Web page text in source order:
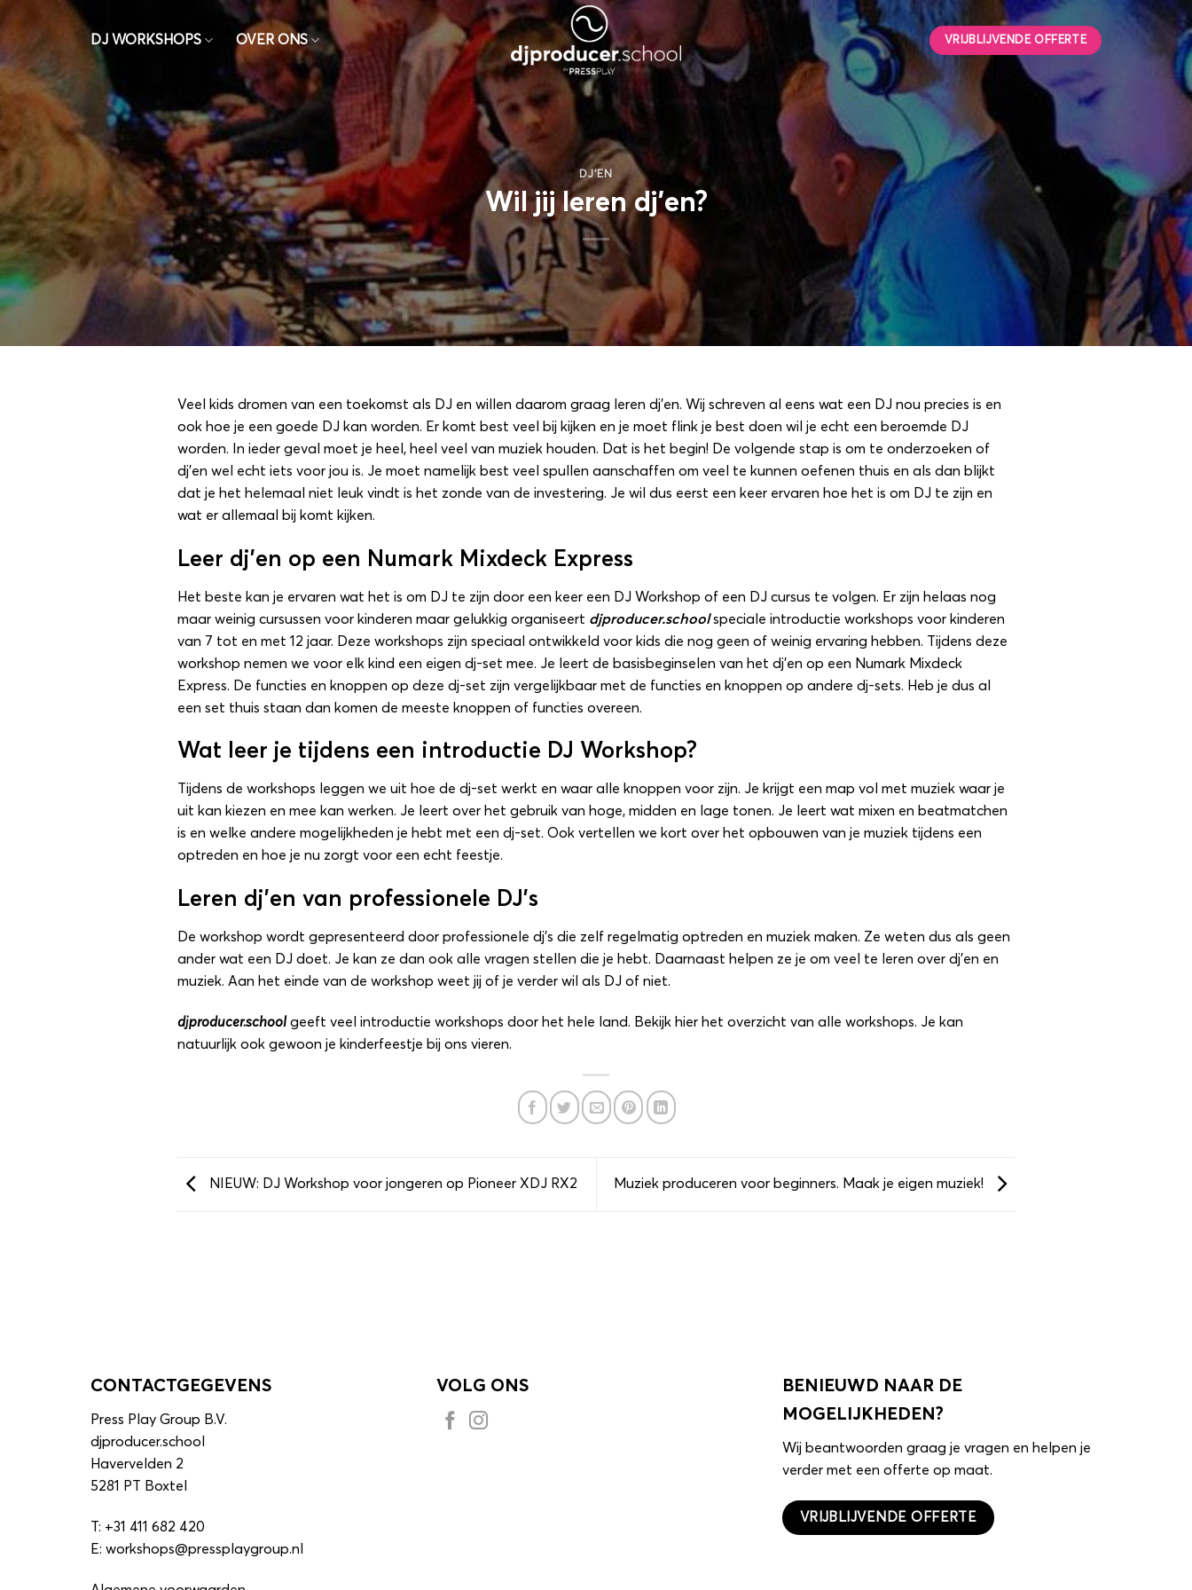
DJ WORKSHOPS OVER ONS VRIJBLIJVENDE OFFERTE
DJ'EN
Wil jij leren dj’en?
Veel kids dromen van een toekomst als DJ en willen daarom graag leren dj’en. Wij schreven al eens wat een DJ nou precies is en
ook hoe je een goede DJ kan worden. Er komt best veel bij kijken en je moet flink je best doen wil je echt een beroemde DJ
worden. In ieder geval moet je heel, heel veel van muziek houden. Dat is het begin! De volgende stap is om te onderzoeken of
dj’en wel echt iets voor jou is. Je moet namelijk best veel spullen aanschaffen om veel te kunnen oefenen thuis en als dan blijkt
dat je het helemaal niet leuk vindt is het zonde van de investering. Je wil dus eerst een keer ervaren hoe het is om DJ te zijn en
wat er allemaal bij komt kijken.
Leer dj’en op een Numark Mixdeck Express
Het beste kan je ervaren wat het is om DJ te zijn door een keer een DJ Workshop of een DJ cursus te volgen. Er zijn helaas nog
maar weinig cursussen voor kinderen maar gelukkig organiseert djproducer.schoolspeciale introductie workshops voor kinderen
van 7 tot en met 12 jaar. Deze workshops zijn speciaal ontwikkeld voor kids die nog geen of weinig ervaring hebben. Tijdens deze
workshop nemen we voor elk kind een eigen dj-set mee. Je leert de basisbeginselen van het dj’en op een Numark Mixdeck
Express. De functies en knoppen op deze dj-set zijn vergelijkbaar met de functies en knoppen op andere dj-sets. Heb je dus al
een set thuis staan dan komen de meeste knoppen of functies overeen.
Wat leer je tijdens een introductie DJ Workshop?
Tijdens de workshops leggen we uit hoe de dj-set werkt en waar alle knoppen voor zijn. Je krijgt een map vol met muziek waar je
uit kan kiezen en mee kan werken. Je leert over het gebruik van hoge, midden en lage tonen. Je leert wat mixen en beatmatchen
is en welke andere mogelijkheden je hebt met een dj-set. Ook vertellen we kort over het opbouwen van je muziek tijdens een
optreden en hoe je nu zorgt voor een echt feestje.
Leren dj’en van professionele DJ’s
De workshop wordt gepresenteerd door professionele dj’s die zelf regelmatig optreden en muziek maken. Ze weten dus als geen
ander wat een DJ doet. Je kan ze dan ook alle vragen stellen die je hebt. Daarnaast helpen ze je om veel te leren over dj’en en
muziek. Aan het einde van de workshop weet jij of je verder wil als DJ of niet.
djproducer.schoolgeeft veel introductie workshops door het hele land. Bekijk hier het overzicht van alle workshops. Je kan
natuurlijk ook gewoon je kinderfeestje bij ons vieren.
NIEUW: DJ Workshop voor jongeren op Pioneer XDJ RX2 Muziek produceren voor beginners. Maak je eigen muziek!
CONTACTGEGEVENS
Press Play Group B.V.
djproducer.school
Havervelden 2
5281 PT Boxtel
T: +31 411 682 420
E: workshops@pressplaygroup.nl
VOLG ONS
BENIEUWD NAAR DE
MOGELIJKHEDEN?
Wij beantwoorden graag je vragen en helpen je
verder met een offerte op maat.
VRIJBLIJVENDE OFFERTE